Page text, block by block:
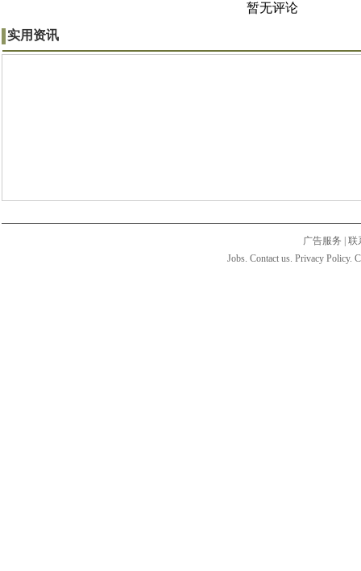
暂无评论
实用资讯
广告服务
联
Jobs. Contact us. Privacy Policy.